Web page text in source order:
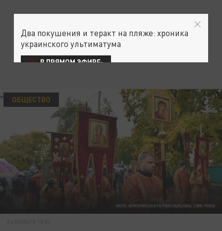
ФОТО: KOMSOMOLSKAYA PRAVDA/GLOBAL LOOK PRESS
ОБЩЕСТВО
Два покушения и теракт на пляже: хроника
украинского ультиматума
В ПРЯМОМ ЭФИРЕ: